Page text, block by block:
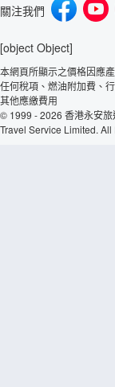
關注我們
[object Object]
本網頁所顯示之價格因應
任何稅項、燃油附加費、
其他應繳費用
© 1999 - 2026 香港永安
Travel Service Limited.